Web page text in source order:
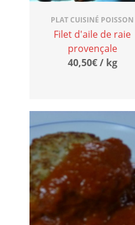
PLAT CUISINÉ POISSON
Filet d'aile de raie
provençale
40,50€ / kg